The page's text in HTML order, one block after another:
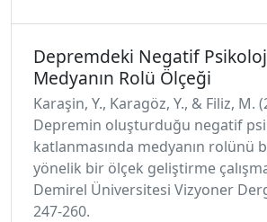
Depremdeki Negatif
Medyanın Rolü Ölçeği
Karaşin, Y., Karagöz, Y., & Filiz, M.
Depremin oluşturduğu negatif
katlanmasında medyanın rolünü
yönelik bir ölçek geliştirme
Demirel Üniversitesi Vizyoner
247-260.